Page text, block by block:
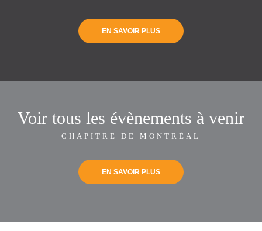
EN SAVOIR PLUS
Voir tous les évènements à venir
CHAPITRE DE MONTRÉAL
EN SAVOIR PLUS